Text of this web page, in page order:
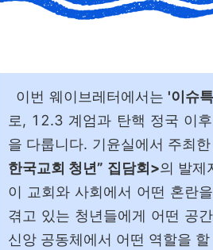
이번 웨이브레터에서는 '이슈
로, 12.3 계엄과 탄핵 정국 이
을 다룹니다. 기윤실에서 주최한
한국교회 청년” 집담회>의 발제
이 교회와 사회에서 어떤 혼란
겪고 있는 청년들에게 어떤 공
신앙 공동체에서 어떤 역할을